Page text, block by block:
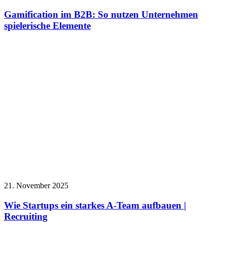
Gamification im B2B: So nutzen Unternehmen
spielerische Elemente
21. November 2025
Wie Startups ein starkes A-Team aufbauen |
Recruiting